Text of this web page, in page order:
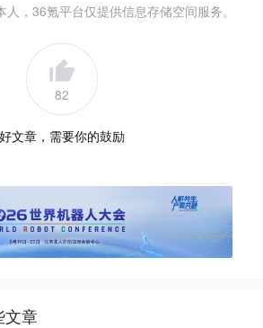
，36氪平台仅提供信息存储空间服务。
82
好文章，需要你的鼓励
文章